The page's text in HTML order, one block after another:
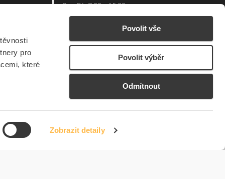
pro
které
Zobrazit detaily
Povolit vše
Povolit výběr
Odmítnout
Po - Pá: 7:00 - 15:30
E-mail:eshop@elfetex.cz